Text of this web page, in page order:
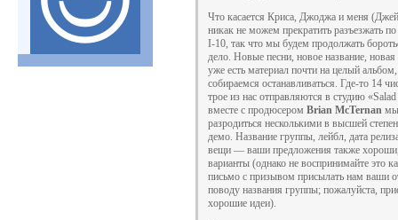
Что касается Криса, Джоджа и меня
никак не можем прекратить разъезжать по
I-10, так что мы будем продолжать
дело. Новые песни, новое название,
уже есть материал почти на целый
собираемся останавливаться. Где-то 14
трое из нас отправляются в студию
вместе с продюсером Brian McTernan мы
разродиться несколькими в высшей
демо. Название группы, лейбл, дата
вещи — ваши предложения также
варианты (однако не воспринимайте это
письмо с призывом присылать нам ваши
поводу названия группы; пожалуйста,
хорошие идеи).